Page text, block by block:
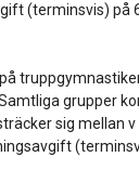
(terminsvis) på
grupper
sig mellan